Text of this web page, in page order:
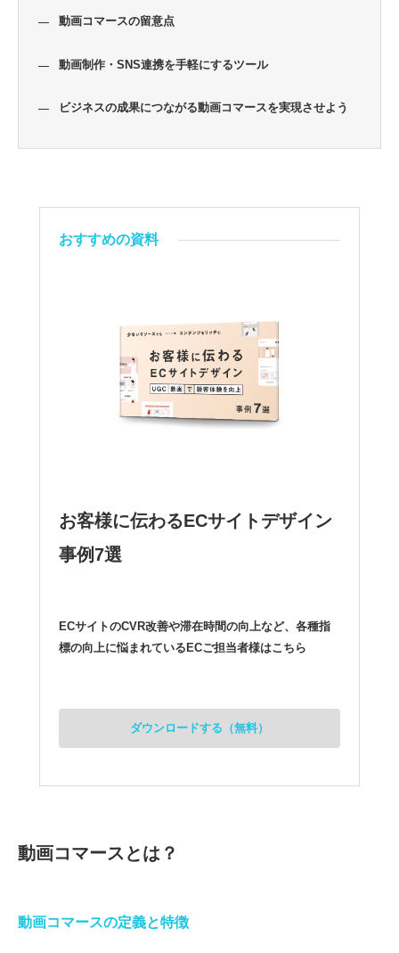
動画コマースの留意点
動画制作・SNS連携を手軽にするツール
ビジネスの成果につながる動画コマースを実現させよう
おすすめの資料
お客様に伝わるECサイトデザイン
事例7選
ECサイトのCVR改善や滞在時間の向上など、各種指
標の向上に悩まれているECご担当者様はこちら
ダウンロードする（無料）
動画コマースとは？
動画コマースの定義と特徴